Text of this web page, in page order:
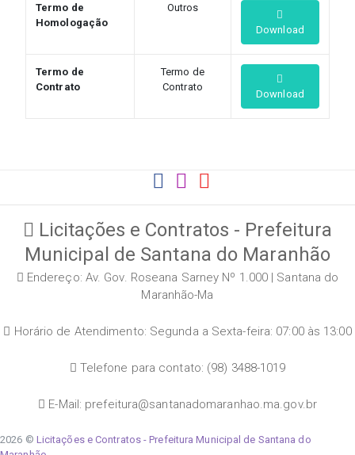
Termo de
Homologação
Outros
Download
Termo de
Contrato
Termo de
Contrato
Download
Licitações e Contratos - Prefeitura
Municipal de Santana do Maranhão
Endereço: Av. Gov. Roseana Sarney Nº 1.000 | Santana do
Maranhão-Ma
Horário de Atendimento: Segunda a Sexta-feira: 07:00 às 13:00
Telefone para contato: (98) 3488-1019
E-Mail: prefeitura@santanadomaranhao.ma.gov.br
2026 © Licitações e Contratos - Prefeitura Municipal de Santana do